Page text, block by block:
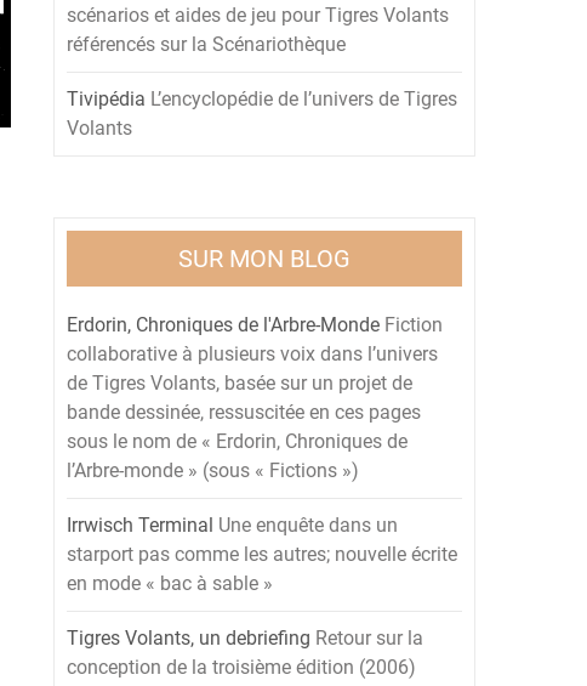
scénarios et aides de jeu pour Tigres Volants
référencés sur la Scénariothèque
Tivipédia L’encyclopédie de l’univers de Tigres
Volants
SUR MON BLOG
Erdorin, Chroniques de l'Arbre-Monde Fiction
collaborative à plusieurs voix dans l’univers
de Tigres Volants, basée sur un projet de
bande dessinée, ressuscitée en ces pages
sous le nom de « Erdorin, Chroniques de
l’Arbre-monde » (sous « Fictions »)
Irrwisch Terminal Une enquête dans un
starport pas comme les autres; nouvelle écrite
en mode « bac à sable »
Tigres Volants, un debriefing Retour sur la
conception de la troisième édition (2006)